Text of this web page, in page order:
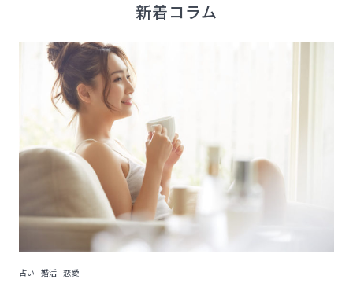
新着コラム
占い 婚活 恋愛